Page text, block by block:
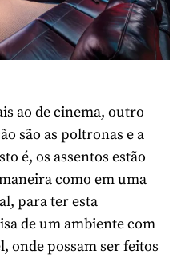
ao de cinema, outro
são as poltronas e a
é, os assentos estão
como em uma
para ter esta
de um ambiente com
onde possam ser feitos